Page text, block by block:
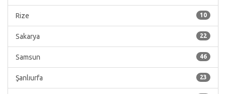
10
Rize
22
Sakarya
46
Samsun
23
Şanlıurfa